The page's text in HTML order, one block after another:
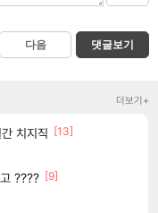
다음 댓글보기
더보기+
치지직 [13]
???? [9]